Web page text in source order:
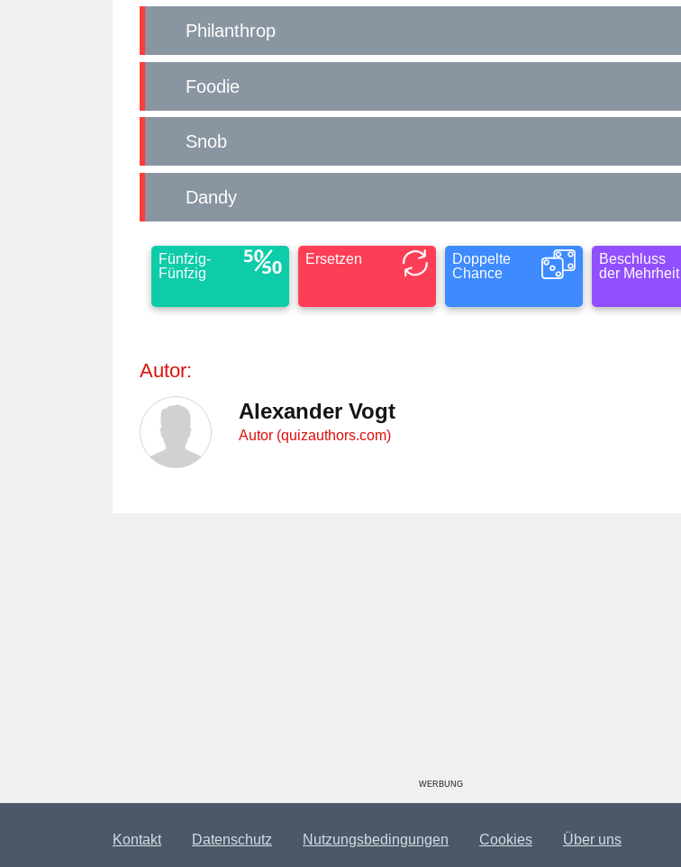
Philanthrop
Foodie
Snob
Dandy
Fünfzig-
Fünfzig
Ersetzen
Doppelte
Chance
Beschluss
der Mehrheit
Autor:
Alexander Vogt
Autor (quizauthors.com)
WERBUNG
Kontakt Datenschutz Nutzungsbedingungen Cookies Über uns